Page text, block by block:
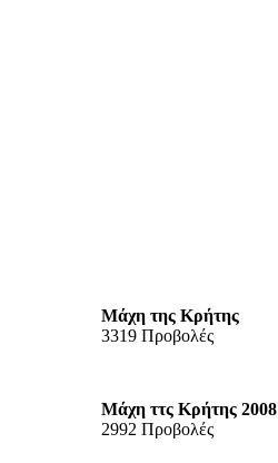
Μάχη της Κρήτης
3319 Προβολές
Μάχη ττς Κρήτης 2008
2992 Προβολές